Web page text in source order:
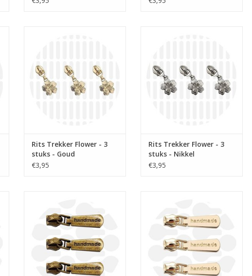
TOEVOEGEN AAN WINKELWAGEN
Rits Trekker Flower - 3
stuks - Goud
€3,95
TOEVOEGEN AAN WINKELWAGEN
Rits Trekker Flower - 3
stuks - Nikkel
€3,95
Handmade rits schuiver voor
spiraalrits 6mm op rol.
TOEVOEGEN AAN WINKELWAGEN
Handmade rits schuiver voor
spiraalrits 6mm op rol.
TOEVOEGEN AAN WINKELWAGEN